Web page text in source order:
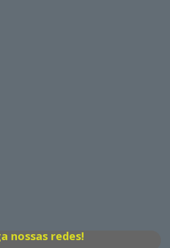
nossas redes!